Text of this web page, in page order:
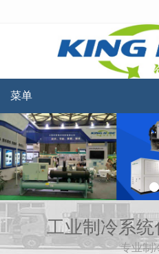
菜单
工业制冷系
专业制